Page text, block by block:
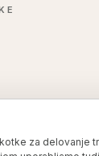
za delovanje